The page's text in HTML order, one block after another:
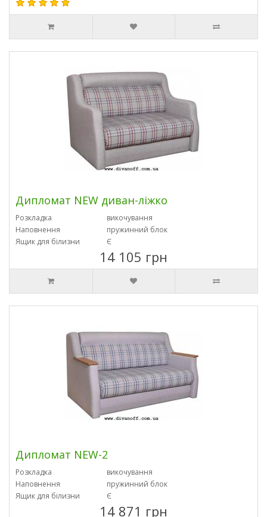
Дипломат NEW диван-ліжко
Розкладка
викочування
Наповнення
пружинний блок
Ящик для білизни
Є
14 105 грн
Дипломат NEW-2
Розкладка
викочування
Наповнення
пружинний блок
Ящик для білизни
Є
14 871 грн